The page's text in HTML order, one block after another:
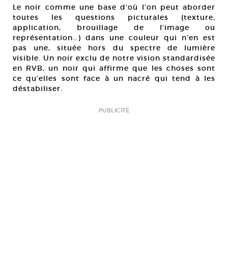
Le noir comme une base d’où l’on peut aborder
toutes les questions picturales (texture,
application, brouillage de l’image ou
représentation…) dans une couleur qui n’en est
pas une, située hors du spectre de lumière
visible. Un noir exclu de notre vision standardisée
en RVB, un noir qui affirme que les choses sont
ce qu’elles sont face à un nacré qui tend à les
déstabiliser.
PUBLICITÉ